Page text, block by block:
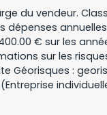
du vendeur.
dépenses
€ sur les
sur les
Géorisques :